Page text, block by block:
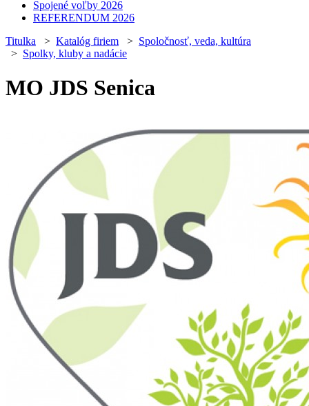
Spojené voľby 2026
REFERENDUM 2026
Titulka > Katalóg firiem > Spoločnosť, veda, kultúra
> Spolky, kluby a nadácie
MO JDS Senica